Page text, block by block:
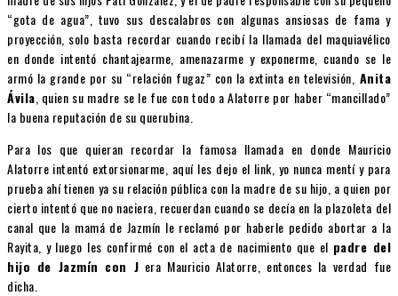
“gota de agua”, tuvo sus descalabros con algunas ansiosas de fama y
proyección, solo basta recordar cuando recibí la llamada del maquiavélico
en donde intentó chantajearme, amenazarme y exponerme, cuando se le
armó la grande por su “relación fugaz” con la extinta en televisión, Anita
Ávila , quien su madre se le fue con todo a Alatorre por haber “mancillado”
la buena reputación de su querubina.
Para los que quieran recordar la famosa llamada en donde Mauricio
Alatorre intentó extorsionarme, aquí les dejo el link, yo nunca mentí y para
prueba ahí tienen ya su relación pública con la madre de su hijo, a quien por
cierto intentó que no naciera, recuerdan cuando se decía en la plazoleta del
canal que la mamá de Jazmín le reclamó por haberle pedido abortar a la
Rayita, y luego les confirmé con el acta de nacimiento que el padre del
hijo de Jazmín con J era Mauricio Alatorre, entonces la verdad fue
dicha.